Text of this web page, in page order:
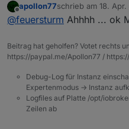
hatten zwar
MAC Adresse
aktuell aussieht
Offline
apollon77schrieb am 18. Apr.
zuletzt editiert von
@feuersturm Ahhhh ... ok
Beitrag hat geholfen? Votet rechts
https://paypal.me/Apollon77 /
Debug-Log für Instanz
Expertenmodus -> Instanz
Logfiles auf Platte /opt/
Zeilen ab